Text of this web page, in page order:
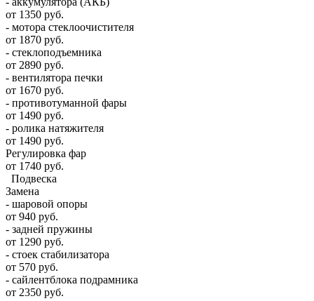
от 1350 руб.
- мотора стеклоочистителя
от 1870 руб.
- стеклоподъемника
от 2890 руб.
- вентилятора печки
от 1670 руб.
- противотуманной фары
от 1490 руб.
- ролика натяжителя
от 1490 руб.
Регулировка фар
от 1740 руб.
Подвеска
Замена
- шаровой опоры
от 940 руб.
- задней пружины
от 1290 руб.
- стоек стабилизатора
от 570 руб.
- сайлентблока подрамника
от 2350 руб.